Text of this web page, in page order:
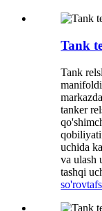
Tank
Tank
tanker
uchida
va ulash
tashqi
so'rov